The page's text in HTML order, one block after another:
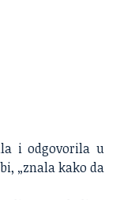
i odgovorila u
„znala kako da